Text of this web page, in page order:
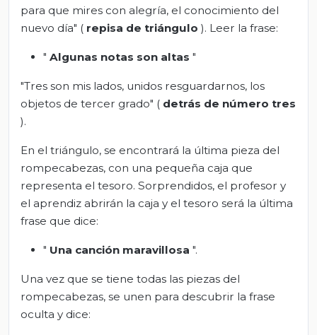
para que mires con alegría, el conocimiento del
nuevo día" ( repisa de triángulo ). Leer la frase:
" Algunas notas son altas "
"Tres son mis lados, unidos resguardarnos, los
objetos de tercer grado" ( detrás de número tres
).
En el triángulo, se encontrará la última pieza del
rompecabezas, con una pequeña caja que
representa el tesoro. Sorprendidos, el profesor y
el aprendiz abrirán la caja y el tesoro será la última
frase que dice:
" Una canción maravillosa ".
Una vez que se tiene todas las piezas del
rompecabezas, se unen para descubrir la frase
oculta y dice: